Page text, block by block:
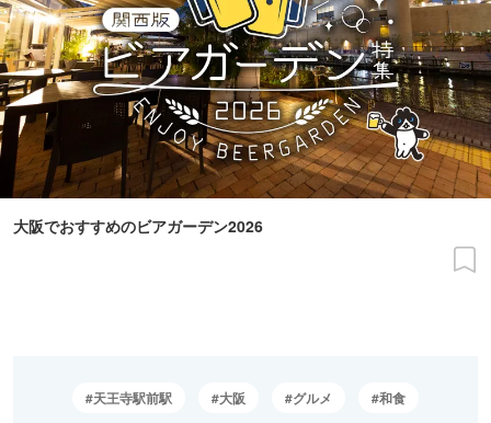
大阪でおすすめのビアガーデン2026
天王寺駅前駅 大阪 グルメ 和食